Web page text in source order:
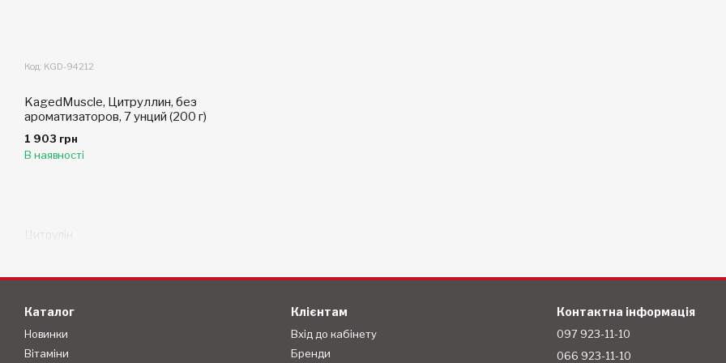
Цитрулін
Код: KGD-94212
KagedMuscle, Цитруллин, без
ароматизаторов, 7 унций (200 г)
1 903 грн
В наявності
Каталог
Новинки
Вітаміни
Клієнтам
Вхід до кабінету
Бренди
Контактна інформація
097 923-11-10
066 923-11-10